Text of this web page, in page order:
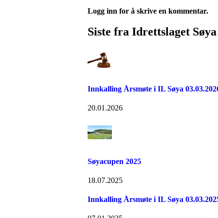
Logg inn for å skrive en kommentar.
Siste fra Idrettslaget Søya
Innkalling Årsmøte i IL Søya
20.01.2026
Søyacupen 2025
18.07.2025
Innkalling Årsmøte i IL Søya